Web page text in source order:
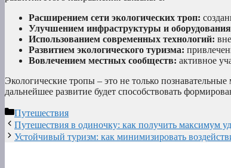
Расширением сети экологических троп:
Улучшением инфраструктуры и
Использованием современных технологий:
Развитием экологического туризма:
Вовлечением местных сообществ: активное
Экологические тропы – это не только
дальнейшее развитие будет способствовать
Рубрики
Путешествия
Путешествия в одиночку: как получить максимум
Устойчивый туризм: как минимизировать